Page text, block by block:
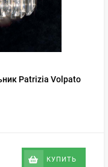
Patrizia Volpato
КУПИТЬ